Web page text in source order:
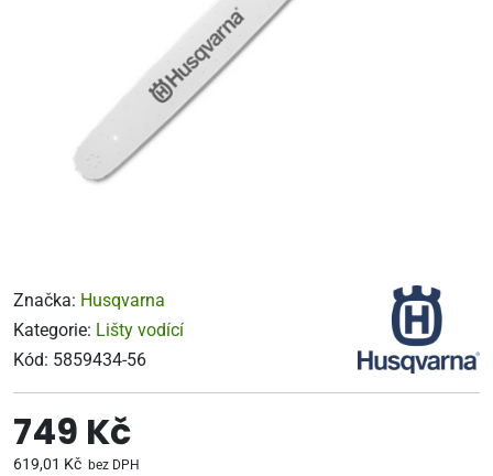
Značka: Husqvarna
Kategorie: Lišty vodící
Kód: 5859434-56
749 Kč
619,01 Kč bez DPH